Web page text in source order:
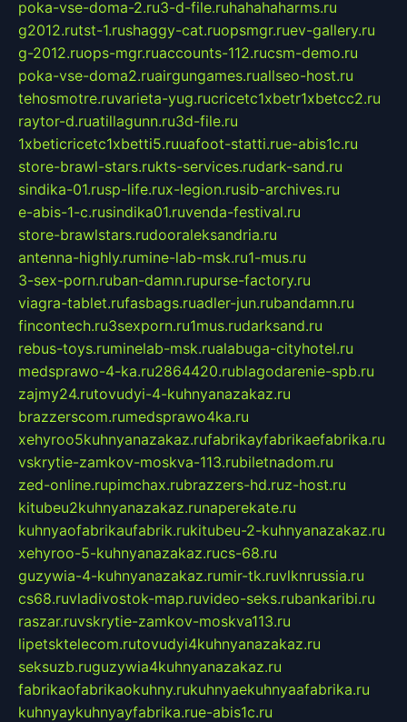
poka-vse-doma-2.ru3-d-file.ruhahahaharms.ru
g2012.rutst-1.rushaggy-cat.ruopsmgr.ruev-gallery.ru
g-2012.ruops-mgr.ruaccounts-112.rucsm-demo.ru
poka-vse-doma2.ruairgungames.ruallseo-host.ru
tehosmotre.ruvarieta-yug.rucricetc1xbetr1xbetcc2.ru
raytor-d.ruatillagunn.ru3d-file.ru
1xbeticricetc1xbetti5.ruuafoot-statti.rue-abis1c.ru
store-brawl-stars.rukts-services.rudark-sand.ru
sindika-01.rusp-life.rux-legion.rusib-archives.ru
e-abis-1-c.rusindika01.ruvenda-festival.ru
store-brawlstars.rudooraleksandria.ru
antenna-highly.rumine-lab-msk.ru1-mus.ru
3-sex-porn.ruban-damn.rupurse-factory.ru
viagra-tablet.rufasbags.ruadler-jun.rubandamn.ru
fincontech.ru3sexporn.ru1mus.rudarksand.ru
rebus-toys.ruminelab-msk.rualabuga-cityhotel.ru
medsprawo-4-ka.ru2864420.rublagodarenie-spb.ru
zajmy24.rutovudyi-4-kuhnyanazakaz.ru
brazzerscom.rumedsprawo4ka.ru
xehyroo5kuhnyanazakaz.rufabrikayfabrikaefabrika.ru
vskrytie-zamkov-moskva-113.rubiletnadom.ru
zed-online.rupimchax.rubrazzers-hd.ruz-host.ru
kitubeu2kuhnyanazakaz.runaperekate.ru
kuhnyaofabrikaufabrik.rukitubeu-2-kuhnyanazakaz.ru
xehyroo-5-kuhnyanazakaz.rucs-68.ru
guzywia-4-kuhnyanazakaz.rumir-tk.ruvlknrussia.ru
cs68.ruvladivostok-map.ruvideo-seks.rubankaribi.ru
raszar.ruvskrytie-zamkov-moskva113.ru
lipetsktelecom.rutovudyi4kuhnyanazakaz.ru
seksuzb.ruguzywia4kuhnyanazakaz.ru
fabrikaofabrikaokuhny.rukuhnyaekuhnyaafabrika.ru
kuhnyaykuhnyayfabrika.rue-abis1c.ru